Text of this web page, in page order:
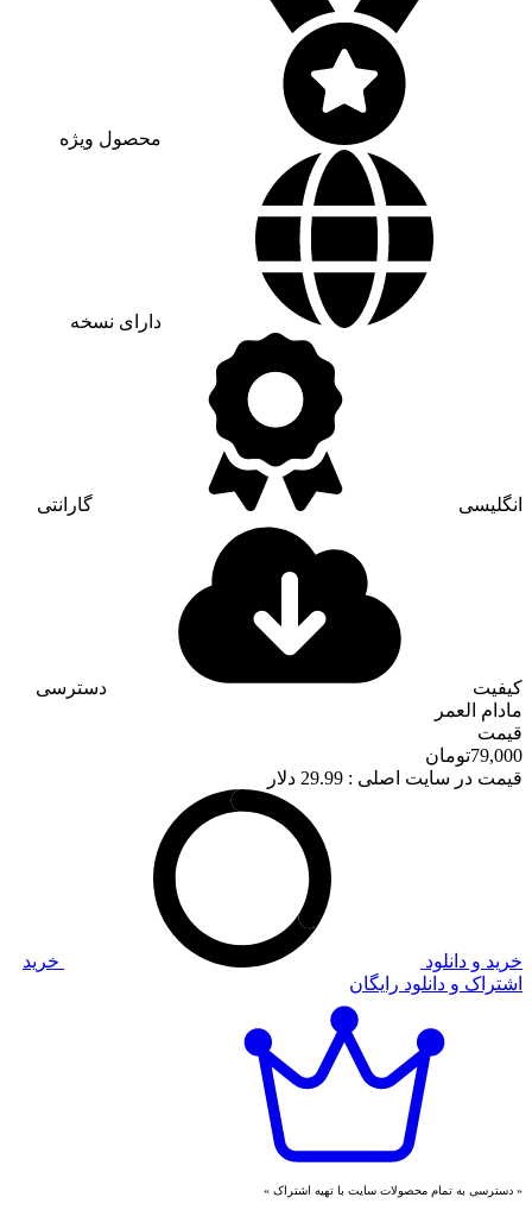
محصول ویژه
دارای نسخه
انگلیسی گارانتی
کیفیت
دسترسی
مادام العمر
قیمت
79,000تومان
قیمت در سایت اصلی : 29.99 دلار
خرید و دانلود
خرید
اشتراک و دانلود رایگان
« دسترسی به تمام محصولات سایت با تهیه اشتراک »